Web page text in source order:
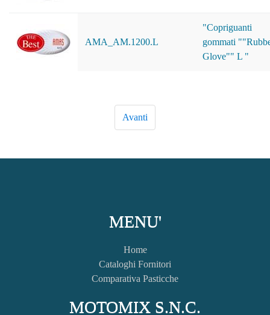
AMA_AM.1200.L
"Copriguanti
gommati
Glove"" L "
MENU'
Home
Cataloghi Fornitori
Comparativa Pasticche
MOTOMIX S.N.C.